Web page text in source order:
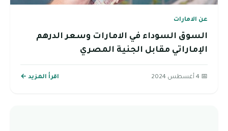
عن الامارات
السوق السوداء في الامارات وسعر الدرهم
الإماراتي مقابل الجنية المصري
📅 4 أغسطس 2024 اقرأ المزيد ←